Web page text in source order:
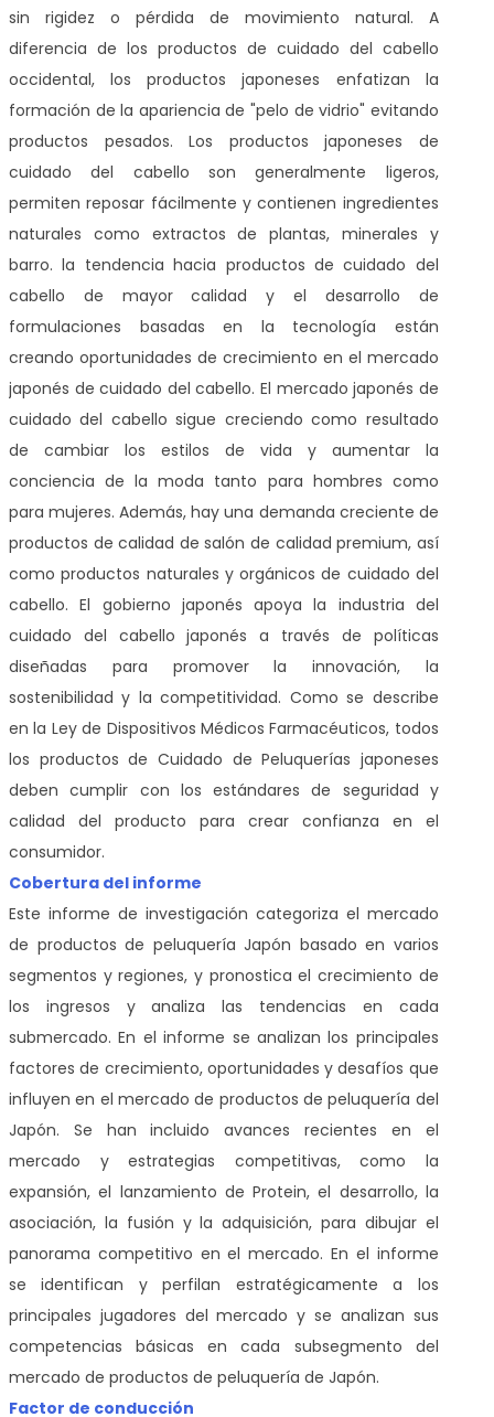
sin rigidez o pérdida de movimiento natural. A
diferencia de los productos de cuidado del cabello
occidental, los productos japoneses enfatizan la
formación de la apariencia de "pelo de vidrio" evitando
productos pesados. Los productos japoneses de
cuidado del cabello son generalmente ligeros,
permiten reposar fácilmente y contienen ingredientes
naturales como extractos de plantas, minerales y
barro. la tendencia hacia productos de cuidado del
cabello de mayor calidad y el desarrollo de
formulaciones basadas en la tecnología están
creando oportunidades de crecimiento en el mercado
japonés de cuidado del cabello. El mercado japonés de
cuidado del cabello sigue creciendo como resultado
de cambiar los estilos de vida y aumentar la
conciencia de la moda tanto para hombres como
para mujeres. Además, hay una demanda creciente de
productos de calidad de salón de calidad premium, así
como productos naturales y orgánicos de cuidado del
cabello. El gobierno japonés apoya la industria del
cuidado del cabello japonés a través de políticas
diseñadas para promover la innovación, la
sostenibilidad y la competitividad. Como se describe
en la Ley de Dispositivos Médicos Farmacéuticos, todos
los productos de Cuidado de Peluquerías japoneses
deben cumplir con los estándares de seguridad y
calidad del producto para crear confianza en el
consumidor.
Cobertura del informe
Este informe de investigación categoriza el mercado
de productos de peluquería Japón basado en varios
segmentos y regiones, y pronostica el crecimiento de
los ingresos y analiza las tendencias en cada
submercado. En el informe se analizan los principales
factores de crecimiento, oportunidades y desafíos que
influyen en el mercado de productos de peluquería del
Japón. Se han incluido avances recientes en el
mercado y estrategias competitivas, como la
expansión, el lanzamiento de Protein, el desarrollo, la
asociación, la fusión y la adquisición, para dibujar el
panorama competitivo en el mercado. En el informe
se identifican y perfilan estratégicamente a los
principales jugadores del mercado y se analizan sus
competencias básicas en cada subsegmento del
mercado de productos de peluquería de Japón.
Factor de conducción